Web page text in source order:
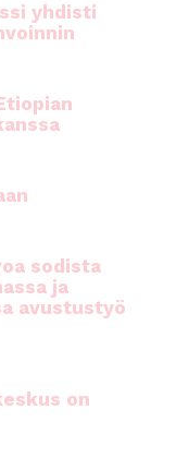
yhdisti
sodista
ja
avustustyö
on